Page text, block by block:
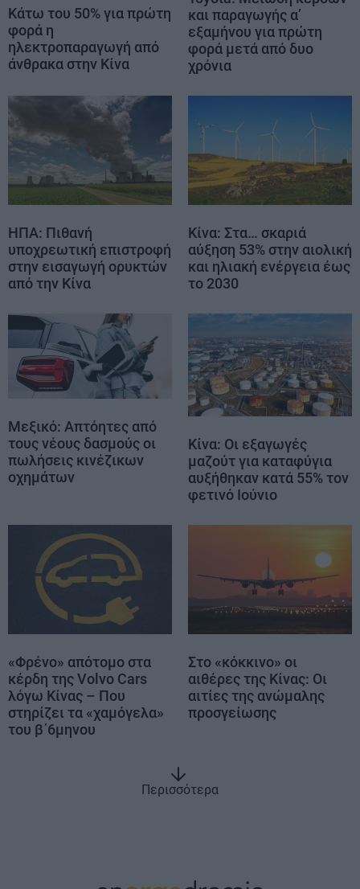
Κάτω του 50% για πρώτη
φορά η
ηλεκτροπαραγωγή από
άνθρακα στην Κίνα
και παραγωγής α’
εξαμήνου για πρώτη
φορά μετά από δυο
χρόνια
ΗΠΑ: Πιθανή
υποχρεωτική επιστροφή
στην εισαγωγή ορυκτών
από την Κίνα
Κίνα: Στα… σκαριά
αύξηση 53% στην αιολική
και ηλιακή ενέργεια έως
το 2030
Μεξικό: Απτόητες από
τους νέους δασμούς οι
πωλήσεις κινέζικων
οχημάτων
Κίνα: Οι εξαγωγές
μαζούτ για καταφύγια
αυξήθηκαν κατά 55% τον
φετινό Ιούνιο
«Φρένο» απότομο στα
κέρδη της Volvo Cars
λόγω Κίνας – Που
στηρίζει τα «χαμόγελα»
του β΄6μηνου
Στο «κόκκινο» οι
αιθέρες της Κίνας: Οι
αιτίες της ανώμαλης
προσγείωσης
Περισσότερα